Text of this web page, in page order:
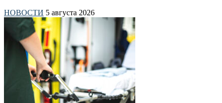
НОВОСТИ 5 августа 2026